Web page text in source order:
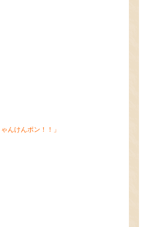
んけんポン！！ 」